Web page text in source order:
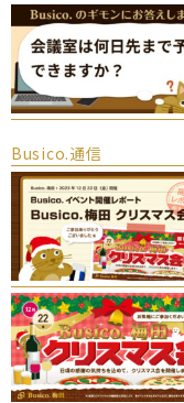
Busico.通信